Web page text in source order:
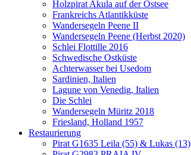
Holzpirat Akula auf der Ostsee
Frankreichs Atlantikküste
Wandersegeln Peene II
Wandersegeln Peene (Herbst 2020)
Schlei Flottille 2016
Schwedische Ostküste
Achterwasser bei Usedom
Sardinien, Italien
Lagune von Venedig, Italien
Die Schlei
Wandersegeln Müritz 2018
Friesland, Holland 1957
Restaurierung
Pirat G1635 Leila (55) & Lukas (13)